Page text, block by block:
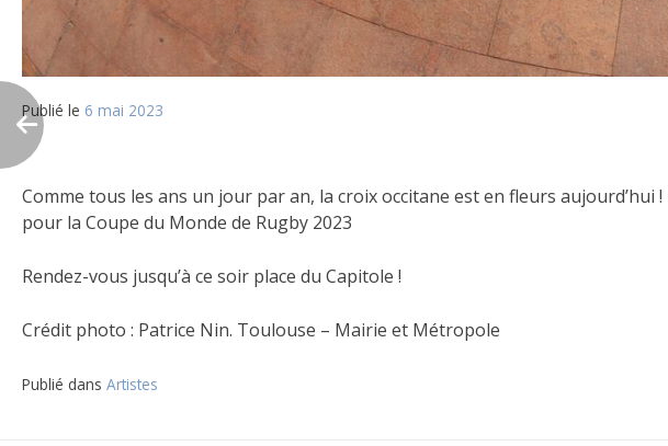
Publié le 6 mai 2023
Comme tous les ans un jour par an, la croix occitane est en fleurs
pour la Coupe du Monde de Rugby 2023
Rendez-vous jusqu’à ce soir place du Capitole !
Crédit photo : Patrice Nin. Toulouse – Mairie et Métropole
Publié dans Artistes